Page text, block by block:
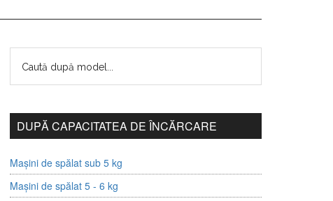
DUPĂ CAPACITATEA DE ÎNCĂRCARE
Mașini de spălat sub 5 kg
Mașini de spălat 5 - 6 kg